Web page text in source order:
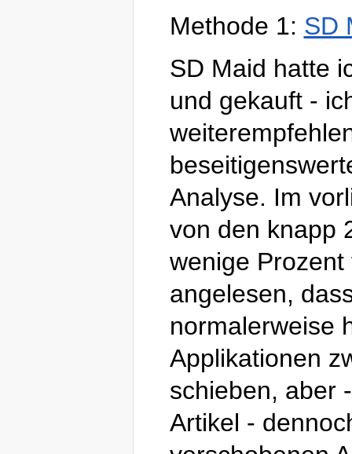
Methode 1: SD
SD Maid hatte
und gekauft -
Analyse. Im
von den knapp
wenige
angelesen,
normalerweise
Applikationen
schieben, aber
Artikel -